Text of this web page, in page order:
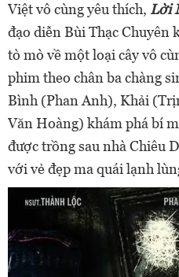
Việt vô cùng yêu thích, Lời
đạo diễn Bùi Thạc Chuyên
tò mò về một loại cây vô
phim theo chân ba chàng
Bình (Phan Anh), Khải
Văn Hoàng) khám phá bí
được trồng sau nhà Chiêu
với vẻ đẹp ma quái lạnh